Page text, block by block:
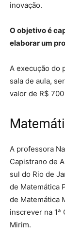
inovação.
O objetivo é
elaborar um
A execução do
sala de aula,
valor de R$
A professora
Capistrano de
sul do Rio de
de Matemática
de Matemática
inscrever na 1ª
Mirim.